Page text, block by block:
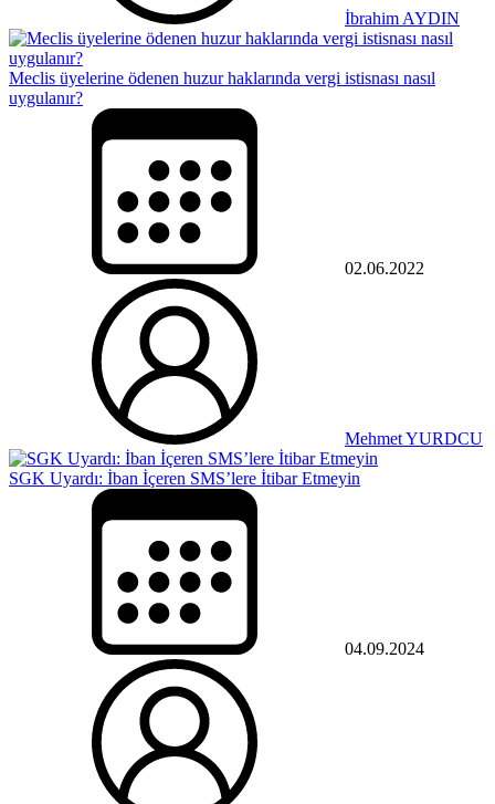
İbrahim AYDIN
Meclis üyelerine ödenen huzur haklarında vergi istisnası nasıl
uygulanır?
02.06.2022
Mehmet YURDCU
SGK Uyardı: İban İçeren SMS’lere İtibar Etmeyin
04.09.2024